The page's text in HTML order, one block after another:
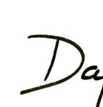
content